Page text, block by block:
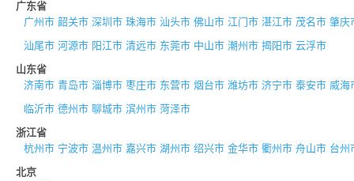
广东省
广州市 韶关市 深圳市 珠海市 汕头市 佛山市 江门市 湛江市 茂名市 肇庆
汕尾市 河源市 阳江市 清远市 东莞市 中山市 潮州市 揭阳市 云浮市
山东省
济南市 青岛市 淄博市 枣庄市 东营市 烟台市 潍坊市 济宁市 泰安市 威海
临沂市 德州市 聊城市 滨州市 菏泽市
浙江省
杭州市 宁波市 温州市 嘉兴市 湖州市 绍兴市 金华市 衢州市 舟山市 台州
北京